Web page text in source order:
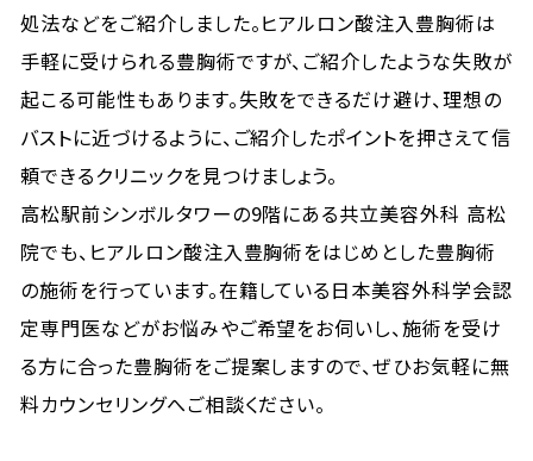
処法などをご紹介しました。ヒアルロン酸注入豊胸術は
手軽に受けられる豊胸術ですが、ご紹介したような失敗が
起こる可能性もあります。失敗をできるだけ避け、理想の
バストに近づけるように、ご紹介したポイントを押さえて信
頼できるクリニックを見つけましょう。
高松駅前シンボルタワーの9階にある共立美容外科 高松
院でも、ヒアルロン酸注入豊胸術をはじめとした豊胸術
の施術を行っています。在籍している日本美容外科学会認
定専門医などがお悩みやご希望をお伺いし、施術を受け
る方に合った豊胸術をご提案しますので、ぜひお気軽に無
料カウンセリングへご相談ください。